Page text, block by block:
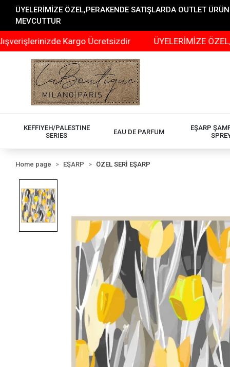
ÜYELERİMİZE ÖZEL,PERAKENDE SATIŞLARDA OUTLET
MEVCUTTUR
Kargo Ücretsizdir ÜYELERİMİZE
KEFFIYEH/PALESTINE
SERIES
EAU DE PARFUM
EŞARP
Home page EŞARP ÖZEL SERİ EŞARP